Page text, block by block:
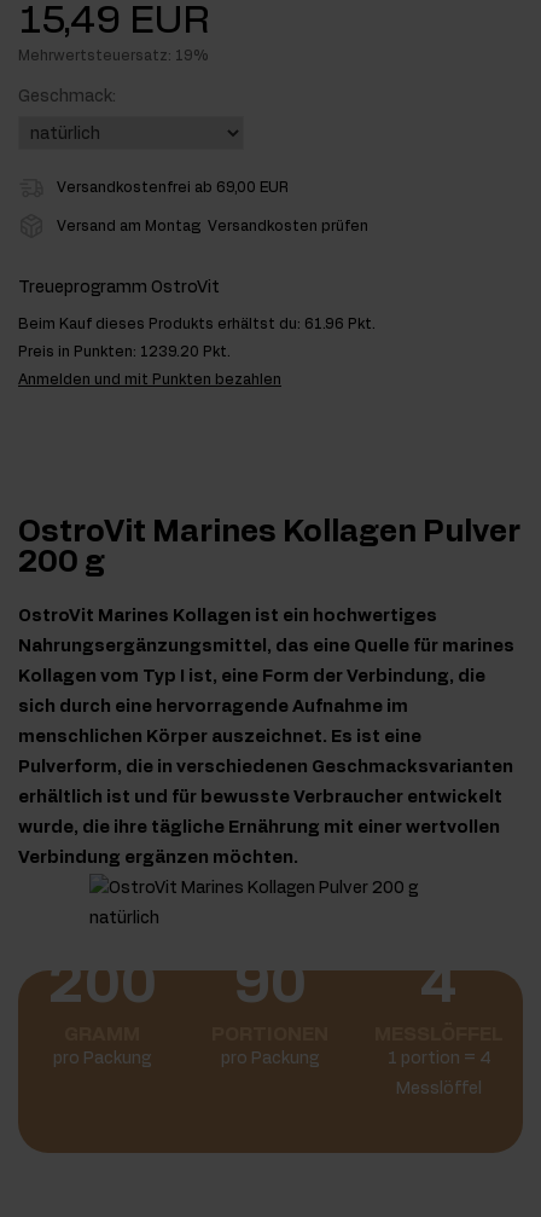
15,49 EUR
Mehrwertsteuersatz: 19%
Geschmack:
Versandkostenfrei ab 69,00 EUR
Versand am Montag Versandkosten prüfen
Treueprogramm OstroVit
Beim Kauf dieses Produkts erhältst du: 61.96 Pkt.
Preis in Punkten: 1239.20 Pkt.
Anmelden und mit Punkten bezahlen
OstroVit Marines Kollagen Pulver
200 g
OstroVit Marines Kollagen ist ein hochwertiges
Nahrungsergänzungsmittel, das eine Quelle für marines
Kollagen vom Typ I ist, eine Form der Verbindung, die
sich durch eine hervorragende Aufnahme im
menschlichen Körper auszeichnet. Es ist eine
Pulverform, die in verschiedenen Geschmacksvarianten
erhältlich ist und für bewusste Verbraucher entwickelt
wurde, die ihre tägliche Ernährung mit einer wertvollen
Verbindung ergänzen möchten.
200
pro Packung
90
pro Packung
4
1 portion = 4
Messlöffel